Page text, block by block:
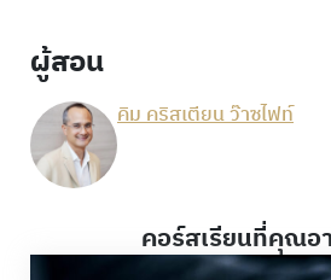
ผู้สอน
คิม คริสเตียน ว๊าซไฟท์
คอร์สเรียนที่คุณอ